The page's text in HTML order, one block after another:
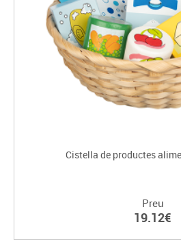
Cistella de productes
Preu
19.12€